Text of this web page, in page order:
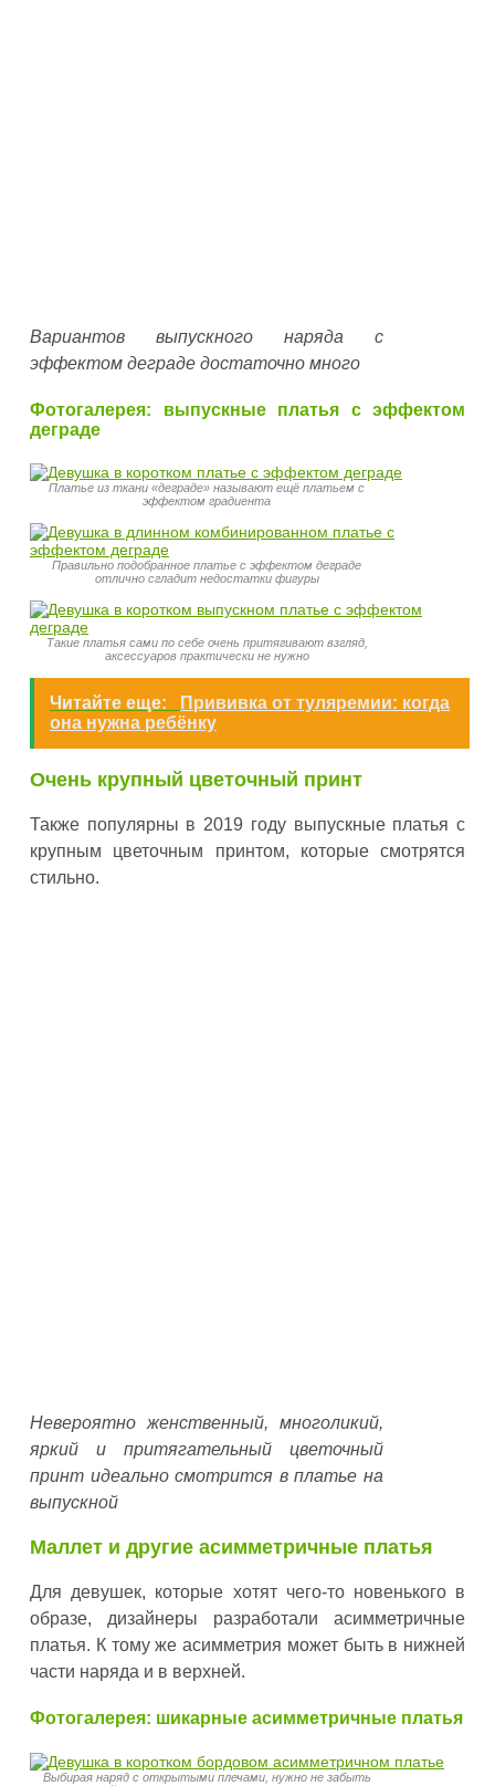
Вариантов выпускного наряда с
эффектом деграде достаточно много
Фотогалерея: выпускные платья с эффектом
деграде
Платье из ткани «деграде» называют ещё платьем с
эффектом градиента
Правильно подобранное платье с эффектом деграде
отлично сгладит недостатки фигуры
Такие платья сами по себе очень притягивают взгляд,
аксессуаров практически не нужно
Читайте еще:
Прививка от туляремии: когда
она нужна ребёнку
Очень крупный цветочный принт
Также популярны в 2019 году выпускные платья с
крупным цветочным принтом, которые смотрятся
стильно.
Невероятно женственный, многоликий,
яркий и притягательный цветочный
принт идеально смотрится в платье на
выпускной
Маллет и другие асимметричные платья
Для девушек, которые хотят чего-то новенького в
образе, дизайнеры разработали асимметричные
платья. К тому же асимметрия может быть в нижней
части наряда и в верхней.
Фотогалерея: шикарные асимметричные платья
Выбирая наряд с открытыми плечами, нужно не забыть